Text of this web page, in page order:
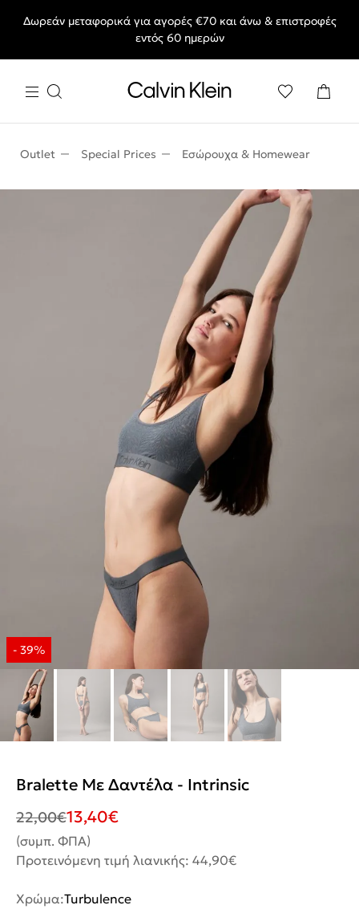
End of Season Sale: Αγαπημένα styles, στις τιμές που θες.
Δωρεάν μεταφορικά για αγορές €70 και άνω & επιστροφές
εντός 60 ημερών
Outlet Special Prices Εσώρουχα & Homewear
Bralette Με Δαντέλα - Intrinsic
22,00€13,40€
(συμπ. ΦΠΑ)
Προτεινόμενη τιμή λιανικής: 44,90€
Χρώμα:Turbulence